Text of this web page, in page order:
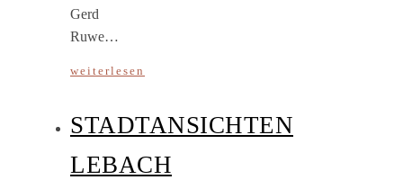
Gerd
Ruwe…
weiterlesen
STADTANSICHTEN
LEBACH